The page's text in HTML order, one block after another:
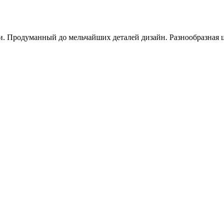
до мельчайших деталей дизайн. Разнообразная